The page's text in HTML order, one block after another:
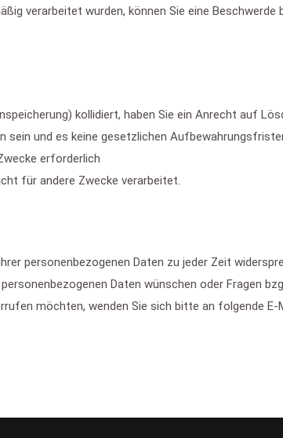
verarbeitet wurden, können Sie eine Beschwerde
kollidiert, haben Sie ein Anrecht auf
und es keine gesetzlichen
erforderlich
für andere Zwecke verarbeitet.
personenbezogenen Daten zu jeder Zeit
Daten wünschen oder Fragen
möchten, wenden Sie sich bitte an folgende E-